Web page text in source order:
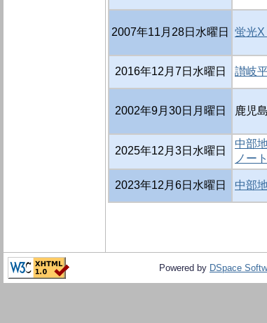
2007年11月28日水曜日 蛍光
2016年12月7日水曜日 讃岐
2002年9月30日月曜日 鹿児
2025年12月3日水曜日
中部
ノート
2023年12月6日水曜日 中部
Powered by DSpace